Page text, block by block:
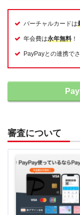
バーチャルカードは
年会費は永年無料 ！
PayPayとの連携で
審査について